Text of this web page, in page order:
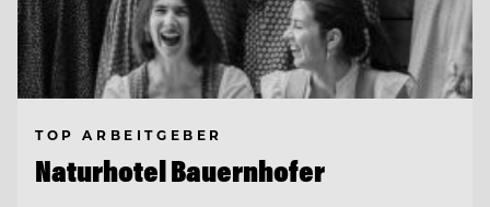
TOP ARBEITGEBER
Naturhotel Bauernhofer